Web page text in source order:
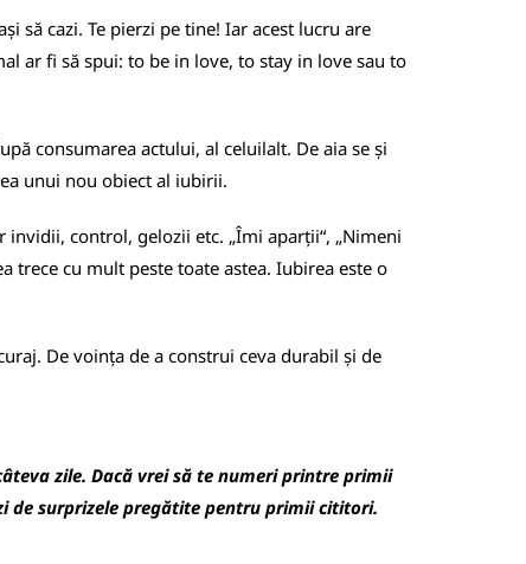
să cazi. Te pierzi pe tine! Iar acest lucru are
ar fi să spui: to be in love, to stay in love sau to
consumarea actului, al celuilalt. De aia se și
unui nou obiect al iubirii.
invidii, control, gelozii etc. „Îmi aparții“, „Nimeni
trece cu mult peste toate astea. Iubirea este o
De voința de a construi ceva durabil și de
zile. Dacă vrei să te numeri printre primii
de surprizele pregătite pentru primii cititori.